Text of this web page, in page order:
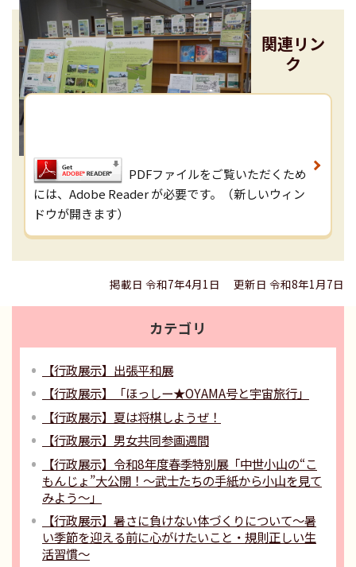
関連リン
ク
PDFファイルをご覧いただくため
には、Adobe Reader が必要です。（新しいウィン
ドウが開きます）
掲載日 令和7年4月1日 更新日 令和8年1月7日
カテゴリ
【行政展示】出張平和展
【行政展示】「ほっしー★OYAMA号と宇宙旅行」
【行政展示】夏は将棋しようぜ！
【行政展示】男女共同参画週間
【行政展示】令和8年度春季特別展「中世小山の“こ
もんじょ”大公開！～武士たちの手紙から小山を見て
みよう～」
【行政展示】暑さに負けない体づくりについて～暑
い季節を迎える前に心がけたいこと・規則正しい生
活習慣〜